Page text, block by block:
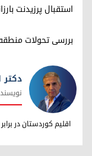
استقبال پرزیدنت
بررسی تحولات منطقه
دکتر ابراهیم خالد
دکتر
اقلیم کوردستان در